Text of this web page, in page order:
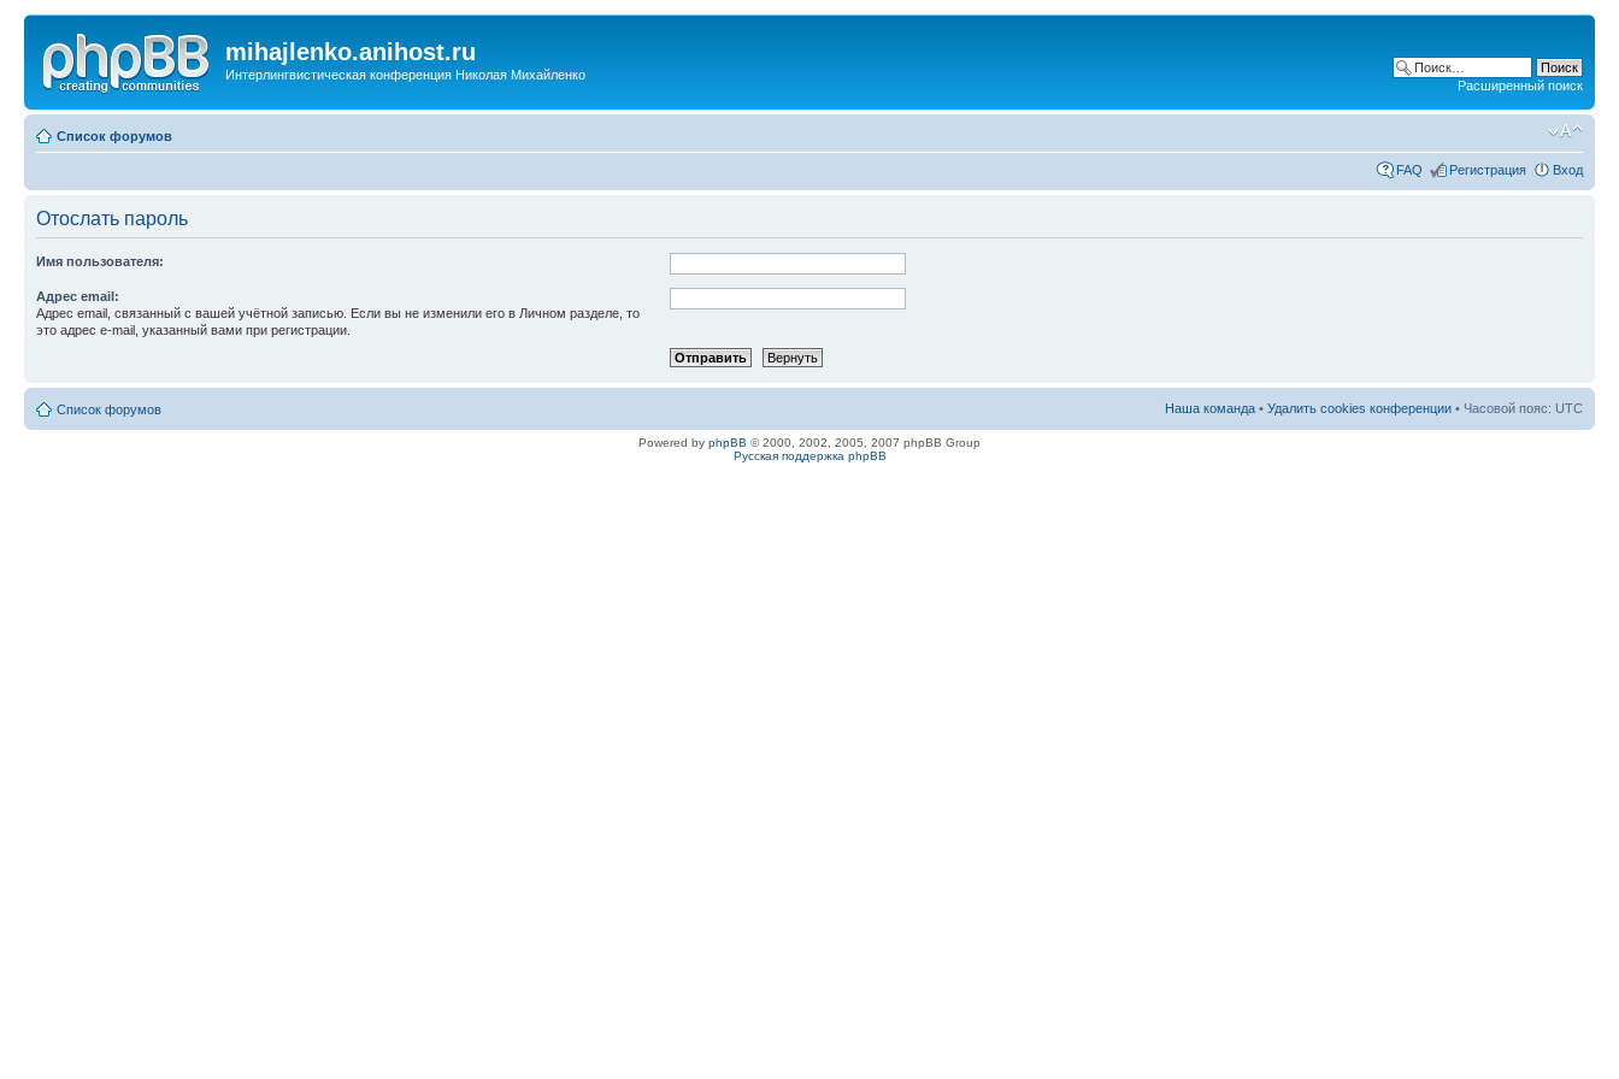
mihajlenko.anihost.ru
Интерлингвистическая конференция Николая Михайленко
Расширенный поиск
Список форумов
FAQ Регистрация Вход
Отослать пароль
Имя пользователя:
Адрес email:
Адрес email, связанный с вашей учётной записью. Если вы не изменили его в Личном разделе, то
это адрес e-mail, указанный вами при регистрации.
Список форумов Наша команда • Удалить cookies конференции • Часовой пояс: UTC
Powered by phpBB © 2000, 2002, 2005, 2007 phpBB Group
Русская поддержка phpBB